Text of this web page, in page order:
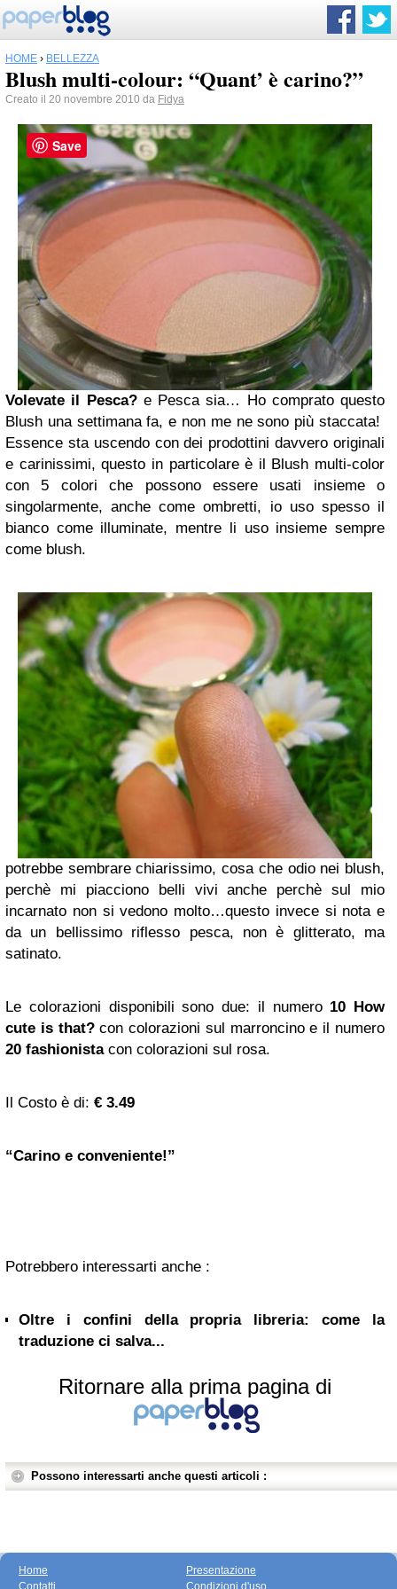
HOME › BELLEZZA
Blush multi-colour: “Quant’ è carino?”
Creato il 20 novembre 2010 da Fidya
Volevate il Pesca?e Pesca sia… Ho comprato questo
Blush una settimana fa, e non me ne sono più staccata!
Essence sta uscendo con dei prodottini davvero originali
e carinissimi, questo in particolare è il Blush multi-color
con 5 colori che possono essere usati insieme o
singolarmente, anche come ombretti, io uso spesso il
bianco come illuminate, mentre li uso insieme sempre
come blush.
potrebbe sembrare chiarissimo, cosa che odio nei blush,
perchè mi piacciono belli vivi anche perchè sul mio
incarnato non si vedono molto…questo invece si nota e
da un bellissimo riflesso pesca, non è glitterato, ma
satinato.
Le colorazioni disponibili sono due: il numero 10 How
cute is that?con colorazioni sul marroncino e il numero
20 fashionistacon colorazioni sul rosa.
Il Costo è di: € 3.49
“Carino e conveniente!”
Potrebbero interessarti anche :
Oltre i confini della propria libreria: come la
traduzione ci salva...
Ritornare alla prima pagina di
Possono interessarti anche questi articoli :
Home
Contatti
Presentazione
Condizioni d'uso
Save